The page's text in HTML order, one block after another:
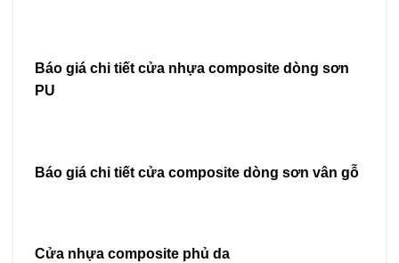
Báo giá chi tiết cửa nhựa composite dòng sơn
PU
Báo giá chi tiết cửa composite dòng sơn vân gỗ
Cửa nhựa composite phủ da